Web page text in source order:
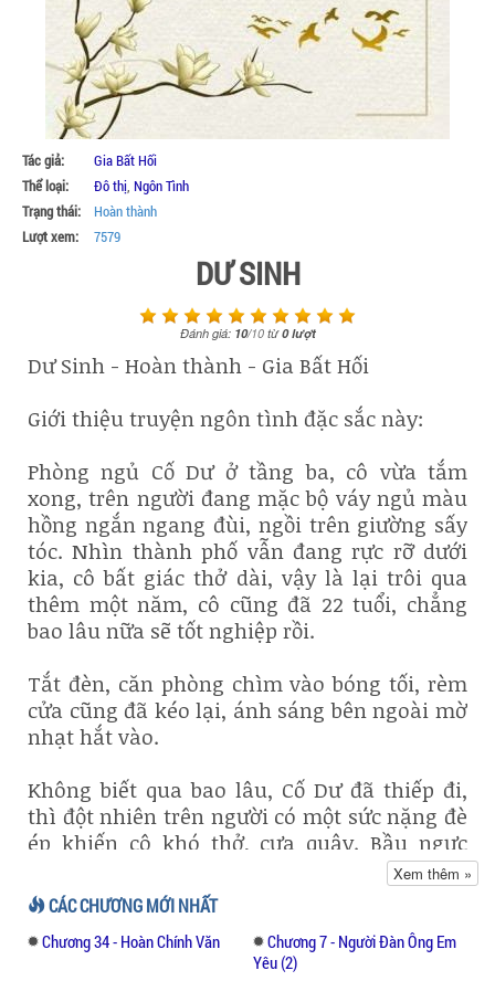
Tác giả:
Gia Bất Hối
Thể loại:
Đô thị, Ngôn Tình
Trạng thái:
Hoàn thành
Lượt xem:
7579
DƯ SINH
Đánh giá: 10/10từ0lượt
Dư Sinh - Hoàn thành - Gia Bất Hối
Giới thiệu truyện ngôn tình đặc sắc này:
Phòng ngủ Cố Dư ở tầng ba, cô vừa tắm
xong, trên người đang mặc bộ váy ngủ màu
hồng ngắn ngang đùi, ngồi trên giường sấy
tóc. Nhìn thành phố vẫn đang rực rỡ dưới
kia, cô bất giác thở dài, vậy là lại trôi qua
thêm một năm, cô cũng đã 22 tuổi, chẳng
bao lâu nữa sẽ tốt nghiệp rồi.
Tắt đèn, căn phòng chìm vào bóng tối, rèm
cửa cũng đã kéo lại, ánh sáng bên ngoài mờ
nhạt hắt vào.
Không biết qua bao lâu, Cố Dư đã thiếp đi,
thì đột nhiên trên người có một sức nặng đè
ép khiến cô khó thở, cựa quậy. Bầu ngực
mềm mại bị bắt lấy, bàn tay xấu xa từ phía
sau bóp nhẹ. Cô giật mình mở mắt, còn
chưa kịp phản ứng thì mắt đã bị che kín,
tiếp theo là một tiếng cười đè nén vô cùng
Xem thêm »
CÁC CHƯƠNG MỚI NHẤT
Chương 34 - Hoàn Chính Văn
Chương 7 - Người Đàn Ông Em
Yêu (2)